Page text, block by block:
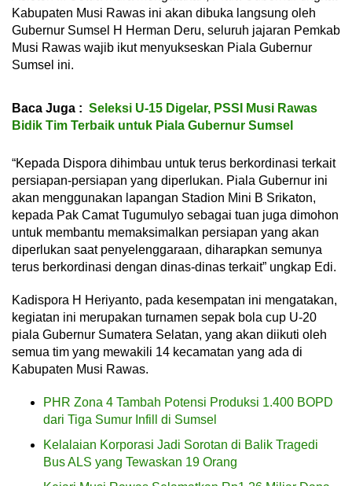
Kabupaten Musi Rawas ini akan dibuka langsung oleh
Gubernur Sumsel H Herman Deru, seluruh jajaran Pemkab
Musi Rawas wajib ikut menyukseskan Piala Gubernur
Sumsel ini.
Baca Juga : Seleksi U-15 Digelar, PSSI Musi Rawas
Bidik Tim Terbaik untuk Piala Gubernur Sumsel
“Kepada Dispora dihimbau untuk terus berkordinasi terkait
persiapan-persiapan yang diperlukan. Piala Gubernur ini
akan menggunakan lapangan Stadion Mini B Srikaton,
kepada Pak Camat Tugumulyo sebagai tuan juga dimohon
untuk membantu memaksimalkan persiapan yang akan
diperlukan saat penyelenggaraan, diharapkan semunya
terus berkordinasi dengan dinas-dinas terkait” ungkap Edi.
Kadispora H Heriyanto, pada kesempatan ini mengatakan,
kegiatan ini merupakan turnamen sepak bola cup U-20
piala Gubernur Sumatera Selatan, yang akan diikuti oleh
semua tim yang mewakili 14 kecamatan yang ada di
Kabupaten Musi Rawas.
PHR Zona 4 Tambah Potensi Produksi 1.400 BOPD
dari Tiga Sumur Infill di Sumsel
Kelalaian Korporasi Jadi Sorotan di Balik Tragedi
Bus ALS yang Tewaskan 19 Orang